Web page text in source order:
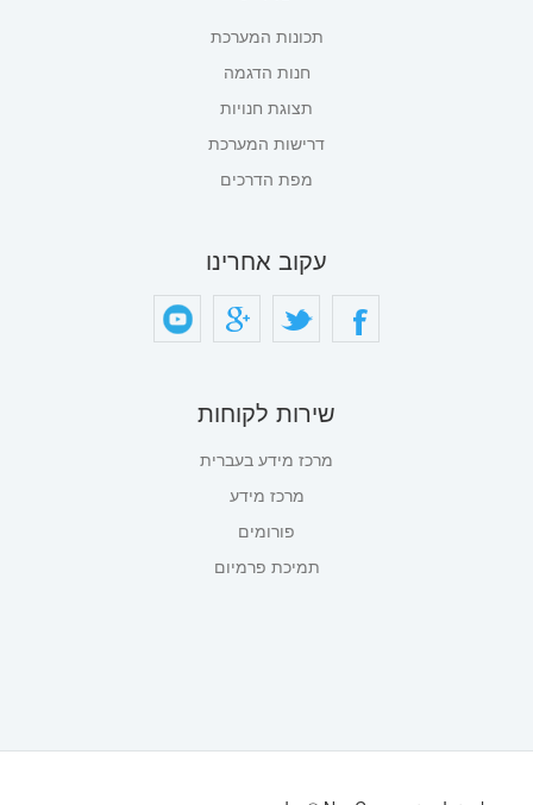
תכונות המערכת
חנות הדגמה
תצוגת חנויות
דרישות המערכת
מפת הדרכים
עקוב אחרינו
שירות לקוחות
מרכז מידע בעברית
מרכז מידע
פורומים
תמיכת פרמיום